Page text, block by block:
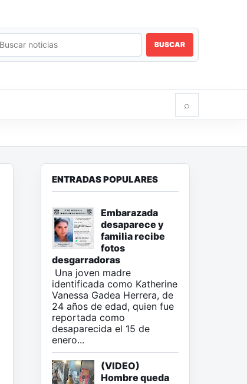
BUSCAR
⌕
ENTRADAS POPULARES
Embarazada
desaparece y
familia recibe
fotos
desgarradoras
Una joven madre
identificada como Katherine
Vanessa Gadea Herrera, de
24 años de edad, quien fue
reportada como
desaparecida el 15 de
enero...
(VIDEO)
Hombre queda